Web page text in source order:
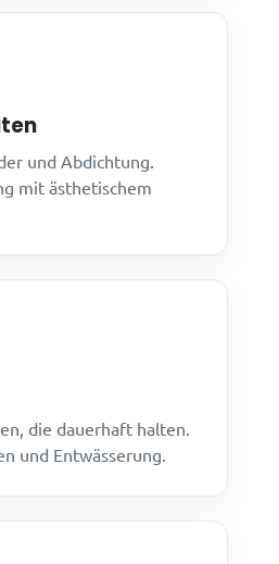
und Abdichtung.
mit ästhetischem
die dauerhaft halten.
und Entwässerung.